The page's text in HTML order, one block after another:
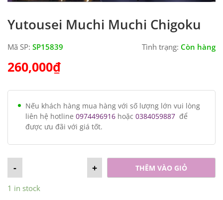
Yutousei Muchi Muchi Chigoku
Mã SP: SP15839 Tình trạng: Còn hàng
260,000₫
Nếu khách hàng mua hàng với số lượng lớn vui lòng
liên hệ hotline 0974496916 hoặc 0384059887 để
được ưu đãi với giá tốt.
+
- THÊM VÀO GIỎ
1 in stock